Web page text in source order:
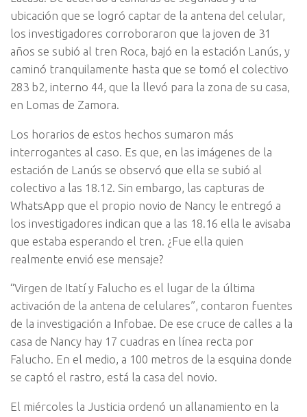
ubicación que se logró captar de la antena del celular,
los investigadores corroboraron que la joven de 31
años se subió al tren Roca, bajó en la estación Lanús, y
caminó tranquilamente hasta que se tomó el colectivo
283 b2, interno 44, que la llevó para la zona de su casa,
en Lomas de Zamora.
Los horarios de estos hechos sumaron más
interrogantes al caso. Es que, en las imágenes de la
estación de Lanús se observó que ella se subió al
colectivo a las 18.12. Sin embargo, las capturas de
WhatsApp que el propio novio de Nancy le entregó a
los investigadores indican que a las 18.16 ella le avisaba
que estaba esperando el tren. ¿Fue ella quien
realmente envió ese mensaje?
“Virgen de Itatí y Falucho es el lugar de la última
activación de la antena de celulares”, contaron fuentes
de la investigación a Infobae. De ese cruce de calles a la
casa de Nancy hay 17 cuadras en línea recta por
Falucho. En el medio, a 100 metros de la esquina donde
se captó el rastro, está la casa del novio.
El miércoles la Justicia ordenó un allanamiento en la